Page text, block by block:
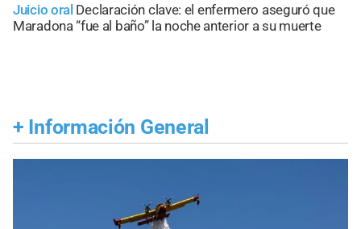
Juicio oral Declaración clave: el enfermero aseguró que
Maradona “fue al baño” la noche anterior a su muerte
+ Información General